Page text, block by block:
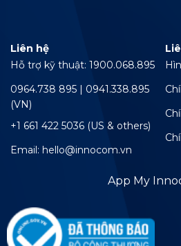
Liên hệ
Hỗ trợ kỹ thuật: 1900.068.895
0964.738 895 | 0941.338.895
(VN)
+1 661 422 5036 (US & others)
Email: hello@innocom.vn
App My